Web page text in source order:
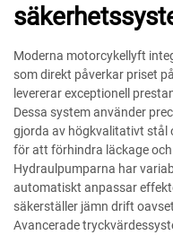
Moderna motorcykellyft
som direkt påverkar priset
levererar exceptionell
Dessa system använder
gjorda av högkvalitativt stål
för att förhindra läckage
Hydraulpumparna har
automatiskt anpassar
säkerställer jämn drift
Avancerade